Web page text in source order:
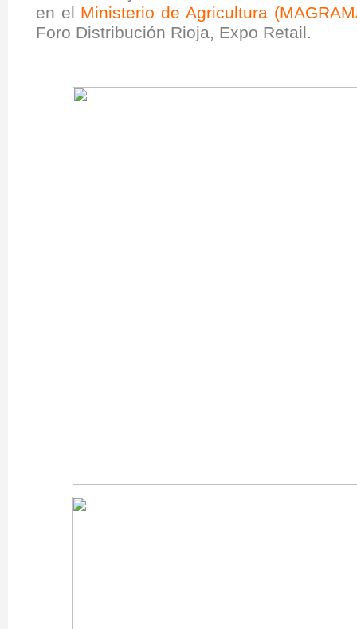
en el Ministerio de Agricultura
Foro Distribución Rioja, Expo Retail.